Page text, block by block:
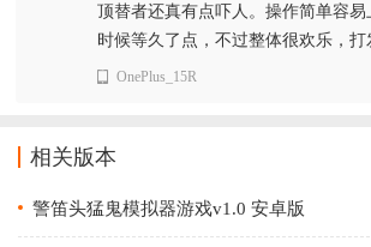
顶替者还真有点吓人。操作简单容
时候等久了点，不过整体很欢乐，打
OnePlus_15R
相关版本
警笛头猛鬼模拟器游戏v1.0 安卓版